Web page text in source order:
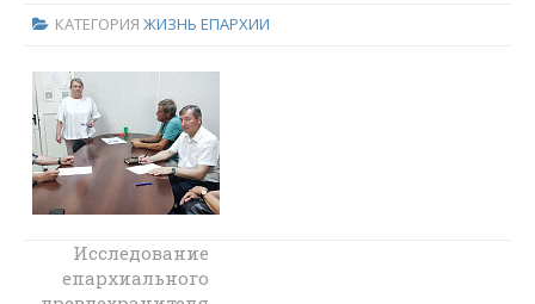
КАТЕГОРИЯ ЖИЗНЬ ЕПАРХИИ
В рамках
проекта ВРНС
Исследование
епархиального